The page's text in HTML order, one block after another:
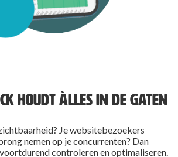
HOUDT ÀLLES IN DE GATEN
Je websitebezoekers
nemen op je concurrenten? Dan
controleren en optimaliseren.